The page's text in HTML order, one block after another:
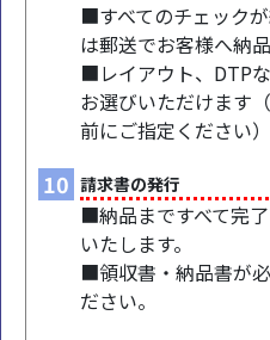
■すべてのチェック
は郵送でお客様へ納品
■レイアウト、DTP
お選びいただけます
前にご指定ください）
10 請求書の発行
■納品まですべて完
いたします。
■領収書・納品書が
ださい。